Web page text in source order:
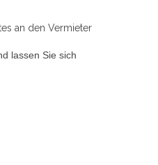
an den Vermieter
lassen Sie sich